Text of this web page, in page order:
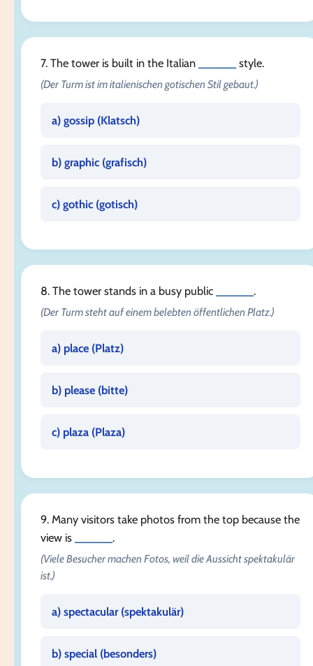
7. The tower is built in the Italian style.
(Der Turm ist im italienischen gotischen Stil gebaut.)
a) gossip (Klatsch)
b) graphic (grafisch)
c) gothic (gotisch)
8. The tower stands in a busy public .
(Der Turm steht auf einem belebten öffentlichen Platz.)
a) place (Platz)
b) please (bitte)
c) plaza (Plaza)
9. Many visitors take photos from the top because the
view is
.
(Viele Besucher machen Fotos, weil die Aussicht spektakulär
ist.)
a) spectacular (spektakulär)
b) special (besonders)